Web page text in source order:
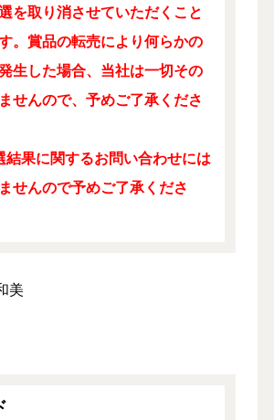
を取り消させていただくこと
。賞品の転売により何らかの
生した場合、当社は一切その
せんので、予めご了承くださ
結果に関するお問い合わせには
せんので予めご了承くださ
美